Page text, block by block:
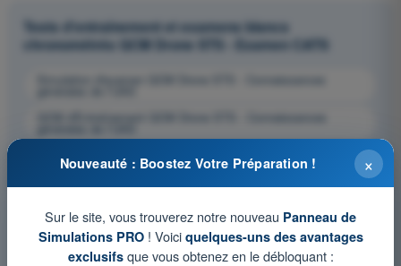
Tests d'entraînement et examens blancs
chronométrés QCM Drone STS - Examen CATS
Simulation d'examen QCM Drone STS - Connaissances
QCM d'Entraînement QCM Drone STS - Connaissances
Examen en PDF QCM Drone STS - Connaissances générales
de l’UAS ×
Nouveauté : Boostez Votre Préparation !
Sur le site, vous trouverez notre nouveau Panneau de
Simulations PRO! Voici quelques-uns des avantages
exclusifsque vous obtenez en le débloquant :